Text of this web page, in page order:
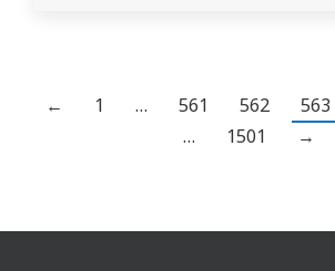
ояту. Шара барысында
Отан соғысы мен
← 1 … 561 562 563
…
1501 →